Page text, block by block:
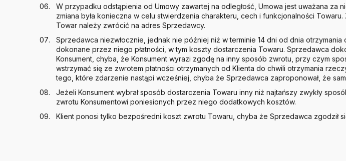
W przypadku odstąpienia od Umowy zawartej na odległość, Umowa jest uważana za
zmiana była konieczna w celu stwierdzenia charakteru, cech i funkcjonalności
Towar należy zwrócić na adres Sprzedawcy.
Sprzedawca niezwłocznie, jednak nie później niż w terminie 14 dni od dnia
dokonane przez niego płatności, w tym koszty dostarczenia Towaru. Sprzedawca
Konsument, chyba, że Konsument wyrazi zgodę na inny sposób zwrotu, przy czym
wstrzymać się ze zwrotem płatności otrzymanych od Klienta do chwili otrzymania
tego, które zdarzenie nastąpi wcześniej, chyba że Sprzedawca zaproponował, że
Jeżeli Konsument wybrał sposób dostarczenia Towaru inny niż najtańszy zwykły
zwrotu Konsumentowi poniesionych przez niego dodatkowych kosztów.
Klient ponosi tylko bezpośredni koszt zwrotu Towaru, chyba że Sprzedawca zgodził